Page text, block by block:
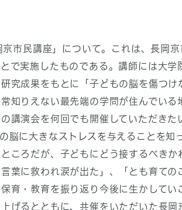
市民講座」について。これは、長岡
で実施したものである。講師には大
究成果をもとに「子どもの脳を傷つ
知りえない最先端の学問が住んでい
講演会を何回でも開催していただき
脳に大きなストレスを与えることを
ころだが、子どもにどう接するべき
葉に救われ涙が出た」、「とも育て
育・教育を振り返り今後に生かして
げるとともに、共催をいただいた長